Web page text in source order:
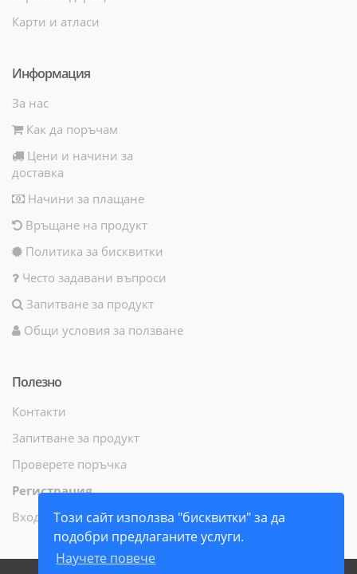
Този сайт използва "бисквитки" за да
подобри предлаганите услуги.
Научете повече
Карти и атласи
Информация
За нас
Как да поръчам
Цени и начини за
доставка
Начини за плащане
Връщане на продукт
Политика за бисквитки
Често задавани въпроси
Запитване за продукт
Общи условия за ползване
Полезно
Контакти
Запитване за продукт
Проверете поръчка
Регистрация
Вход